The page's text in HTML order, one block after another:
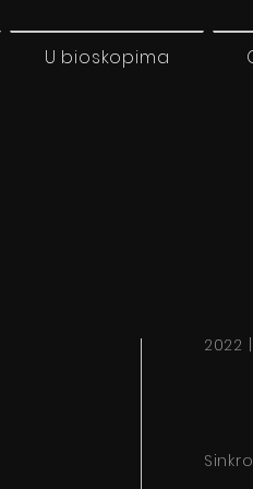
U bioskopima
2022